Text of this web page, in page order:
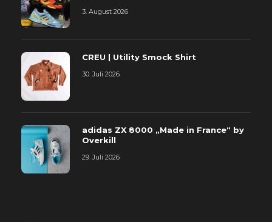
3. August 2026
CREU | Utility Smock Shirt
30. Juli 2026
adidas ZX 8000 „Made in France“ by
Overkill
29. Juli 2026